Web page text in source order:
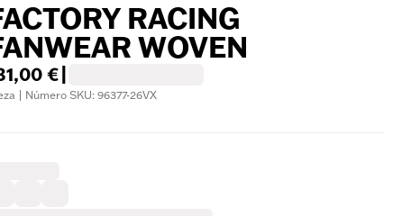
RACING
WOVEN
€
| Número SKU: 96377-26VX